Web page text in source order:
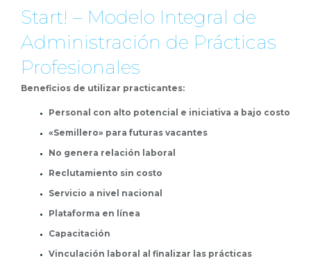
Start! – Modelo Integral de
Administración de Prácticas
Profesionales
Beneficios de utilizar practicantes:
Personal con alto potencial e iniciativa a bajo costo
«Semillero» para futuras vacantes
No genera relación laboral
Reclutamiento sin costo
Servicio a nivel nacional
Plataforma en línea
Capacitación
Vinculación laboral al finalizar las prácticas